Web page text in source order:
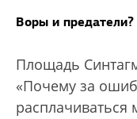
Воры и предатели?
Площадь
«Почему за